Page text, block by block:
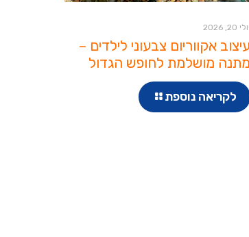
יולי 20, 2026
עיצוב אקווריום צבעוני לילדים –
מתנה מושלמת לחופש הגדול
לקריאה נוספת